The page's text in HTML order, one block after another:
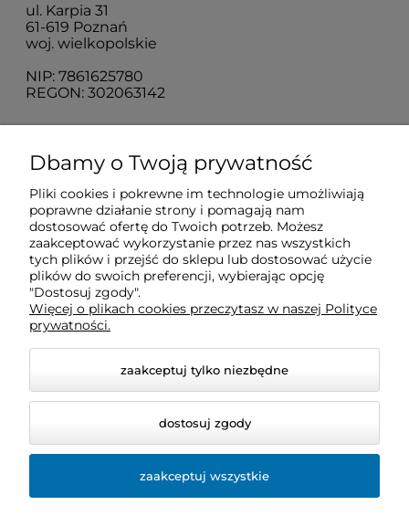
ul. Karpia 31
61-619 Poznań
woj. wielkopolskie
NIP: 7861625780
REGON: 302063142
O nas
Obsługa klienta
Pomoc
Moje konto
© 2026 sklep.bio-space.pl. Wszelkie prawa zastrzeżone.
Dbamy o Twoją prywatność
Pliki cookies i pokrewne im technologie umożliwiają
poprawne działanie strony i pomagają nam
dostosować ofertę do Twoich potrzeb. Możesz
zaakceptować wykorzystanie przez nas wszystkich
tych plików i przejść do sklepu lub dostosować użycie
plików do swoich preferencji, wybierając opcję
"Dostosuj zgody".
Więcej o plikach cookies przeczytasz w naszej Polityce
prywatności.
zaakceptuj tylko niezbędne
dostosuj zgody
zaakceptuj wszystkie